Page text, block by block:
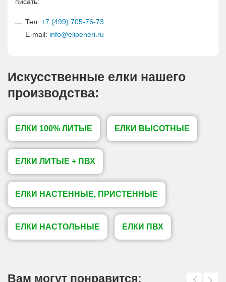
Тел: +7 (499) 705-76-73
E-mail: info@elipeneri.ru
Искусственные елки нашего
производства:
ЕЛКИ 100% ЛИТЫЕ ЕЛКИ ВЫСОТНЫЕ
ЕЛКИ ЛИТЫЕ + ПВХ
ЕЛКИ НАСТЕННЫЕ, ПРИСТЕННЫЕ
ЕЛКИ НАСТОЛЬНЫЕ ЕЛКИ ПВХ
Вам могут понравится: